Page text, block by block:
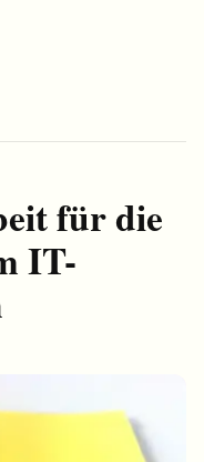
für die
IT-